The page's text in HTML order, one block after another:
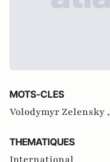
MOTS-CLES
Volodymyr Zelensky ,
THEMATIQUES